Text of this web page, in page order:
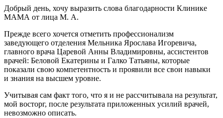
Добрый день, хочу выразить слова благодарности Клинике
МАМА от лица М. А.
Прежде всего хочется отметить профессионализм
заведующего отделения Мельника Ярослава Игоревича,
главного врача Царевой Анны Владимировны, ассистентов
врачей: Беловой Екатерины и Галко Татьяны, которые
показали свою компетентность и проявили все свои навыки
и знания на высшем уровне.
Учитывая сам факт того, что я и не рассчитывала на результат,
мой восторг, после результата приложенных усилий врачей,
невозможно описать.